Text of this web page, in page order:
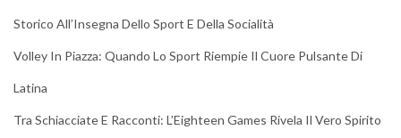
Storico All’Insegna Dello Sport E Della Socialità
Volley In Piazza: Quando Lo Sport Riempie Il Cuore Pulsante Di
Latina
Tra Schiacciate E Racconti: L’Eighteen Games Rivela Il Vero Spirito